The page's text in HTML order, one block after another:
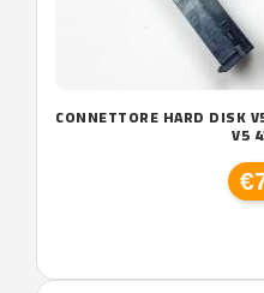
CONNETTORE HARD DISK
V5